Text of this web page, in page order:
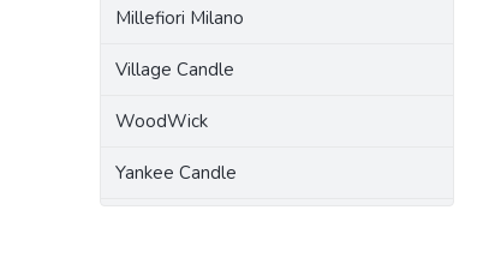
Millefiori Milano
Village Candle
WoodWick
Yankee Candle